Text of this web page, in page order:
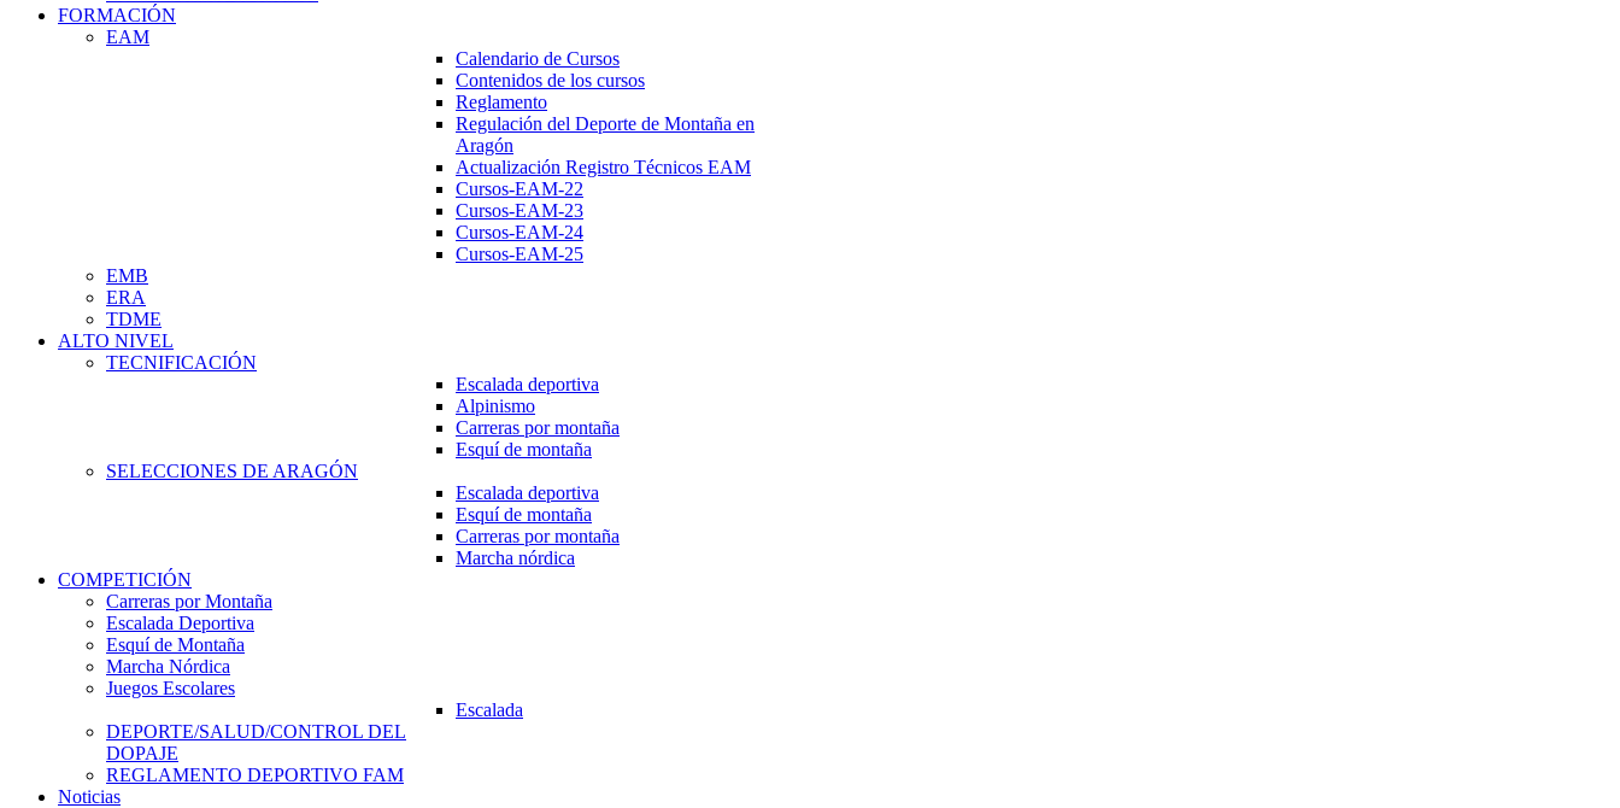
FORMACIÓN
EAM
Calendario de Cursos
Contenidos de los cursos
Reglamento
Regulación del Deporte de Montaña en
Aragón
Actualización Registro Técnicos EAM
Cursos-EAM-22
Cursos-EAM-23
Cursos-EAM-24
Cursos-EAM-25
EMB
ERA
TDME
ALTO NIVEL
TECNIFICACIÓN
Escalada deportiva
Alpinismo
Carreras por montaña
Esquí de montaña
SELECCIONES DE ARAGÓN
Escalada deportiva
Esquí de montaña
Carreras por montaña
Marcha nórdica
COMPETICIÓN
Carreras por Montaña
Escalada Deportiva
Esquí de Montaña
Marcha Nórdica
Juegos Escolares
Escalada
DEPORTE/SALUD/CONTROL DEL
DOPAJE
REGLAMENTO DEPORTIVO FAM
Noticias